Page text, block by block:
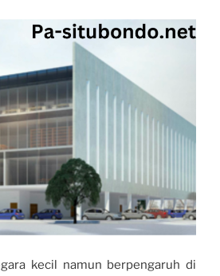
kecil namun berpengaruh di